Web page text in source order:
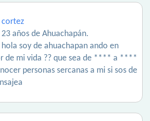
cortez
23 años de Ahuachapán.
hola soy de ahuachapan ando en
de mi vida ?? que sea de **** a ****
personas sercanas a mi si sos de